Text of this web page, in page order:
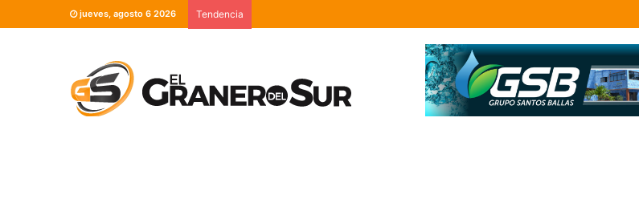
jueves, agosto 6 2026 Tendencia